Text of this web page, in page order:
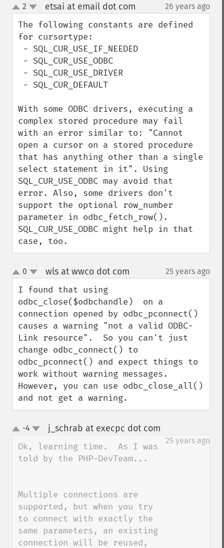
up
down
2 etsai at email dot com 26 years ago
The following constants are defined
for cursortype:
With some ODBC drivers, executing a
complex stored procedure may fail
with an error similar to: "Cannot
open a cursor on a stored procedure
that has anything other than a single
select statement in it". Using
SQL_CUR_USE_ODBC may avoid that
error. Also, some drivers don't
support the optional row_number
parameter in odbc_fetch_row().
SQL_CUR_USE_ODBC might help in that
case, too.
up
down
0 wls at wwco dot com 25 years ago
I found that using
odbc_close($odbchandle)  on a
connection opened by odbc_pconnect()
causes a warning "not a valid ODBC-
Link resource".  So you can't just
change odbc_connect() to
odbc_pconnect() and expect things to
work without warning messages.
However, you can use odbc_close_all()
and not get a warning.
up-4 j_schrab at execpc dot com
25 years ago
Ok, learning time.  As I was
told by the PHP-DevTeam...
Multiple connections are
supported, but when you try
to connect with exactly the
same parameters, an existing
connection will be reused,